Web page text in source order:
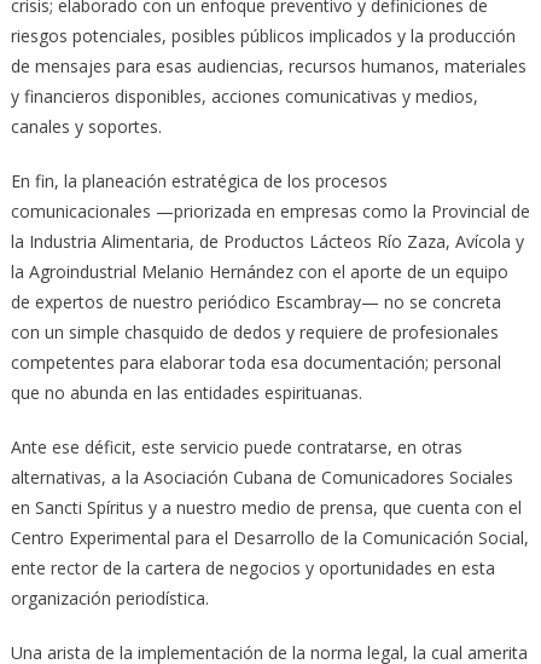
crisis; elaborado con un enfoque preventivo y definiciones de
riesgos potenciales, posibles públicos implicados y la producción
de mensajes para esas audiencias, recursos humanos, materiales
y financieros disponibles, acciones comunicativas y medios,
canales y soportes.
En fin, la planeación estratégica de los procesos
comunicacionales —priorizada en empresas como la Provincial de
la Industria Alimentaria, de Productos Lácteos Río Zaza, Avícola y
la Agroindustrial Melanio Hernández con el aporte de un equipo
de expertos de nuestro periódico Escambray— no se concreta
con un simple chasquido de dedos y requiere de profesionales
competentes para elaborar toda esa documentación; personal
que no abunda en las entidades espirituanas.
Ante ese déficit, este servicio puede contratarse, en otras
alternativas, a la Asociación Cubana de Comunicadores Sociales
en Sancti Spíritus y a nuestro medio de prensa, que cuenta con el
Centro Experimental para el Desarrollo de la Comunicación Social,
ente rector de la cartera de negocios y oportunidades en esta
organización periodística.
Una arista de la implementación de la norma legal, la cual amerita